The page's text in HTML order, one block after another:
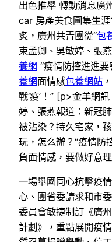
出色推舉 轉動消息廣
car 房產美食圖集生
炙，廣州共青團從“包
束孟卿、吳敏婷、
養網 “疫情防控進進
養網面情感包養網站
戰‘疫’！” [p>金羊網
婷、張燕報道：新冠
被沾染？持久宅家，
玩，怎么辦？“疫情防
負面情感，要做好意
一場舉國同心抗擊疫
心、團省委請求和市
委員會敏捷制訂《廣
計劃》，重點展開疫